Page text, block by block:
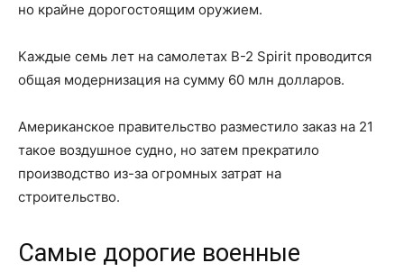
но крайне дорогостоящим оружием.
Каждые семь лет на самолетах B-2 Spirit проводится
общая модернизация на сумму 60 млн долларов.
Американское правительство разместило заказ на 21
такое воздушное судно, но затем прекратило
производство из-за огромных затрат на
строительство.
Самые дорогие военные